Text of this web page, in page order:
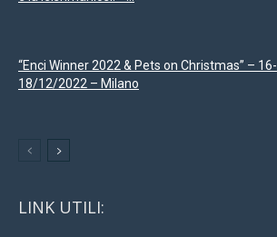
“Enci Winner 2022 & Pets on Christmas” – 16-
18/12/2022 – Milano
LINK UTILI: